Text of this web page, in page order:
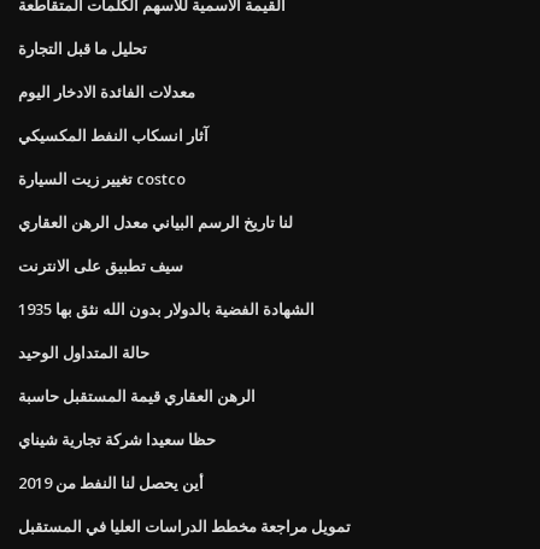
القيمة الاسمية للأسهم الكلمات المتقاطعة
تحليل ما قبل التجارة
معدلات الفائدة الادخار اليوم
آثار انسكاب النفط المكسيكي
تغيير زيت السيارة costco
لنا تاريخ الرسم البياني معدل الرهن العقاري
سيف تطبيق على الانترنت
1935 الشهادة الفضية بالدولار بدون الله نثق بها
حالة المتداول الوحيد
الرهن العقاري قيمة المستقبل حاسبة
حظا سعيدا شركة تجارية شيناي
أين يحصل لنا النفط من 2019
تمويل مراجعة مخطط الدراسات العليا في المستقبل